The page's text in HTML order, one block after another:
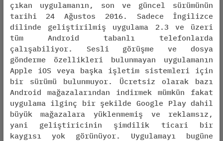
çıkan uygulamanın, son ve güncel sürümünün
tarihi 24 Ağustos 2016. Sadece İngilizce
dilinde geliştirilmiş uygulama 2.3 ve üzeri
tüm Android tabanlı telefonlarda
çalışabiliyor. Sesli görüşme ve dosya
gönderme özellikleri bulunmayan uygulamanın
Apple iOS veya başka işletim sistemleri için
bir sürümü bulunmuyor. Ücretsiz olarak bazı
Android mağazalarından indirmek mümkün fakat
uygulama ilginç bir şekilde Google Play dahil
büyük mağazalara yüklenmemiş ve reklamsız,
yani geliştiricinin şimdilik ticari bir
kaygısı yok görünüyor. Uygulamayı bugüne